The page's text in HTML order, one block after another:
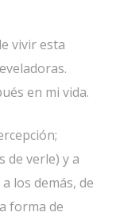
vivir esta
en mi vida.
de verle) y a
los demás, de
forma de